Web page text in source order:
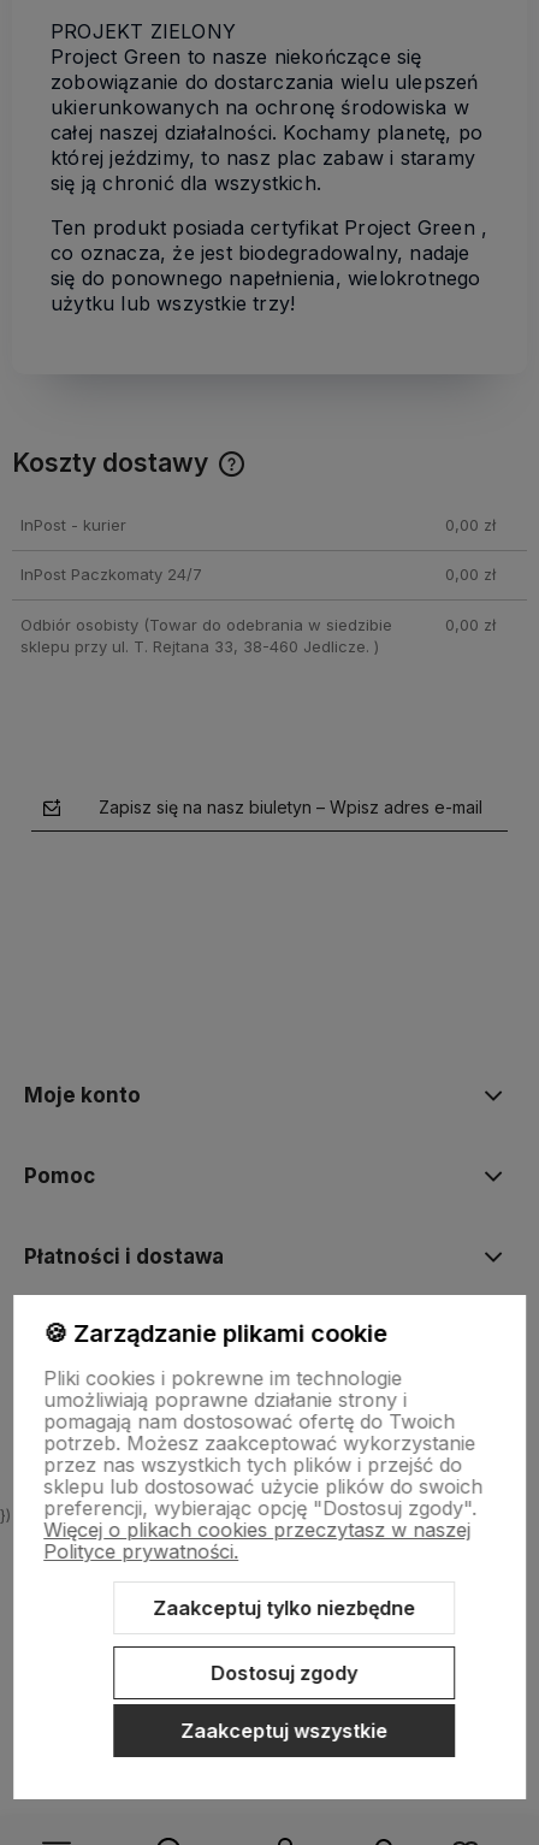
PROJEKT ZIELONY
Project Green to nasze niekończące się
zobowiązanie do dostarczania wielu ulepszeń
ukierunkowanych na ochronę środowiska w
całej naszej działalności. Kochamy planetę, po
której jeździmy, to nasz plac zabaw i staramy
się ją chronić dla wszystkich.
Ten produkt posiada certyfikat Project Green ,
co oznacza, że jest biodegradowalny, nadaje
się do ponownego napełnienia, wielokrotnego
użytku lub wszystkie trzy!
Koszty dostawy
InPost - kurier 0,00 zł
InPost Paczkomaty 24/7 0,00 zł
Odbiór osobisty(Towar do odebrania w siedzibie
sklepu przy ul. T. Rejtana 33, 38-460 Jedlicze. )
0,00 zł
Zapisz się na nasz biuletyn – Wpisz adres e-mail
Moje konto
Pomoc
Płatności i dostawa
Informacje
O nas
})
Sklep internetowy Shoper.pl Szablon Shoper Modern 3.0™
🍪 Zarządzanie plikami cookie
Pliki cookies i pokrewne im technologie
umożliwiają poprawne działanie strony i
pomagają nam dostosować ofertę do Twoich
potrzeb. Możesz zaakceptować wykorzystanie
przez nas wszystkich tych plików i przejść do
sklepu lub dostosować użycie plików do swoich
preferencji, wybierając opcję "Dostosuj zgody".
Więcej o plikach cookies przeczytasz w naszej
Polityce prywatności.
Zaakceptuj tylko niezbędne
Dostosuj zgody
Zaakceptuj wszystkie